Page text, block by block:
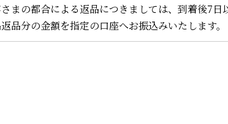
まの都合による返品につきましては、到着後7
品分の金額を指定の口座へお振込みいたします。